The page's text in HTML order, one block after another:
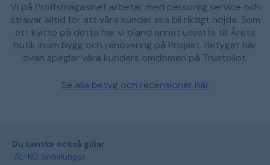
Vi på Proffsmagasinet arbetar med personlig service och
strävar alltid för att våra kunder ska bli riktigt nöjda. Som
ett kvitto på detta har vi bland annat utsetts till Årets
butik inom bygg och renovering på Prisjakt. Betyget här
ovan speglar våra kunders omdömen på Trustpilot.
Se alla betyg och recensioner här
Du kanske också gillar
AL-KO Snöslungor